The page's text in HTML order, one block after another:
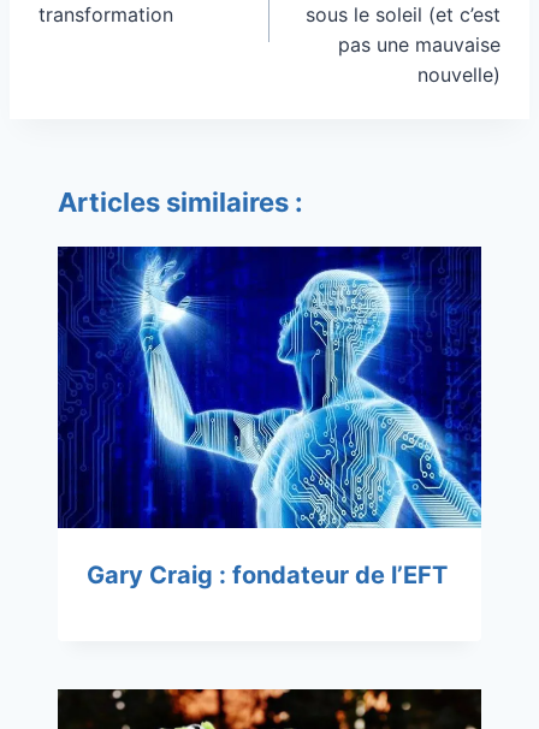
transformation
sous le soleil (et c’est
pas une mauvaise
nouvelle)
Articles similaires :
Gary Craig : fondateur de l’EFT